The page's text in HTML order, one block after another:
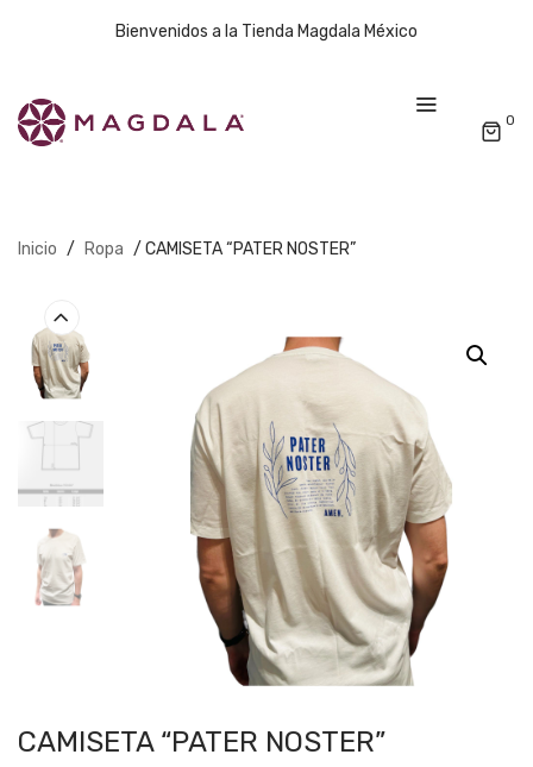
Bienvenidos a la Tienda Magdala México
0
Inicio / Ropa / CAMISETA “PATER NOSTER”
CAMISETA “PATER NOSTER”